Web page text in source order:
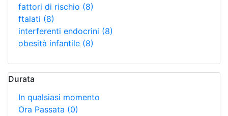
fattori di rischio (8)
ftalati (8)
interferenti endocrini (8)
obesità infantile (8)
Durata
In qualsiasi momento
Ora Passata (0)